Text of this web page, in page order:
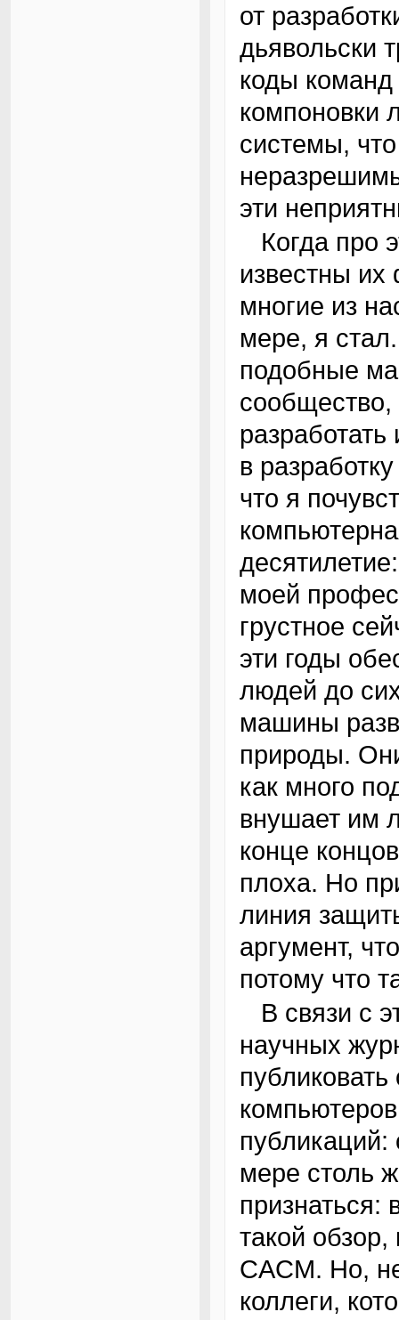
от
дьявольски
коды команд
компоновки
системы,
эти
Когда про эти машины было заявлено и стали
известны
многие из
мере, я
подобные
в
что я
моей
грустное
эти годы
людей до
машины
природы.
как много
внушает им
конце
плоха. Но
линия
аргумент,
потому что
В связи с этим я сожалею, что не в обычаях
научных
мере столь
признаться:
такой обзор,
CACM. Но,
коллеги,